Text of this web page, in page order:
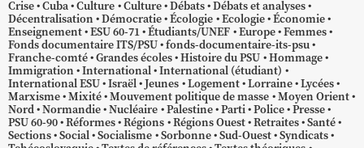
Crise Cuba Culture Culture Débats Débats et analyses
Décentralisation Démocratie Écologie Ecologie Économie
Enseignement ESU 60-71 Étudiants/UNEF Europe Femmes
Fonds documentaire ITS/PSU fonds-documentaire-its-psu
Franche-comté Grandes écoles Histoire du PSU Hommage
Immigration International International (étudiant)
International ESU Israël Jeunes Logement Lorraine Lycées
Marxisme Mixité Mouvement politique de masse Moyen Orient
Nord Normandie Nucléaire Palestine Parti Police Presse
PSU 60-90 Réformes Régions Régions Ouest Retraites Santé
Sections Social Socialisme Sorbonne Sud-Ouest Syndicats